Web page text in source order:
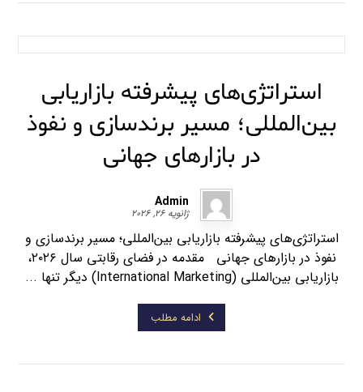
استراتژی‌های پیشرفته بازاریابی
بین‌المللی؛ مسیر برندسازی و نفوذ
در بازارهای جهانی
Admin
ژانویه ۲۶, ۲۰۲۶
استراتژی‌های پیشرفته بازاریابی بین‌المللی؛ مسیر برندسازی و
نفوذ در بازارهای جهانی مقدمه در فضای رقابتی سال ۲۰۲۶،
بازاریابی بین‌المللی (International Marketing) دیگر تنها ...
ادامه مطلب